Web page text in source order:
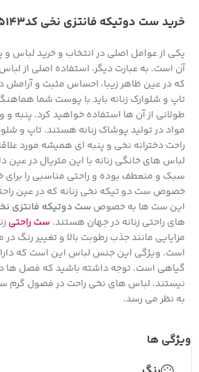
خرید ست دوتیکه فانتزی نخی کد5143 زنانه شیک و ارزان
یکی از عوامل اصلی در انتخاب و خرید لباس و
آن است. به عبارت دیگر، استفاده اصلی از
که در عین ظاهر زیبا، احساس مثبت و آرامش
تاپ و شلوارک زنانه باید با پوست شما
طولانی از آن ها استفاده خواهید کرد. پنبه و
مواد در تولید پوشاک زنانه هستند. تاپ و
راحت دخترانه نخی و پنبه ای همیشه مورد
لباس های خانگی زنانه با این متریال در عین
سبک و منعطف بوده و راحتی مناسبی را برای
خصوص ست دو تیکه نخی زنانه که در عین
این ست ها به خصوص ست دوتیکه فانتزی
های راحتی زنانه در جهان هستند. ست راحتی
مزایایی مانند جذب رطوبت بالا و تغییر رنگ
است. ویژگی این جنس لباس این است که
گیاهی است. توجه داشته باشید که فصل ها
نیستند. لباس های نخی راحت در فصول گرم
به نظر می رسد.
ویژگی ها